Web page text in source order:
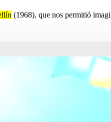
(1968), que nos permitió